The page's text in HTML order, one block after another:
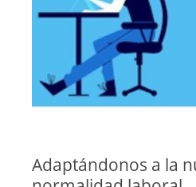
Adaptándonos a la